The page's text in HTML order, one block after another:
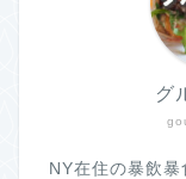
グ
NY在住の暴飲